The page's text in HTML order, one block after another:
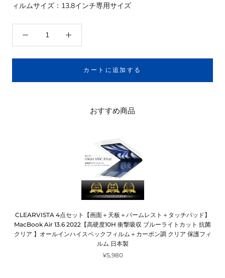
ィルムサイズ：13.8インチ専用サイズ
カートに追加する
おすすめ商品
CLEARVISTA 4点セット【画面＋天板＋パームレスト＋タッチパッド】
MacBook Air 13.6 2022【高硬度10H 衝撃吸収 ブルーライトカット 抗菌
クリア 】オールインハイスペックフィルム＋カーボン調 クリア 保護フィ
ルム 日本製
¥5,980